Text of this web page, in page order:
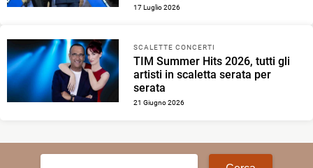
17 Luglio 2026
SCALETTE CONCERTI
TIM Summer Hits 2026, tutti gli
artisti in scaletta serata per
serata
21 Giugno 2026
Ricerca